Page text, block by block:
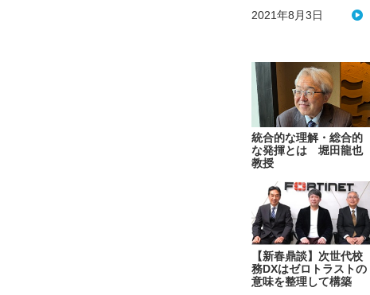
2021年8月3日
統合的な理解・総合的
な発揮とは 堀田龍也
教授
【新春鼎談】次世代校
務DXはゼロトラストの
意味を整理して構築